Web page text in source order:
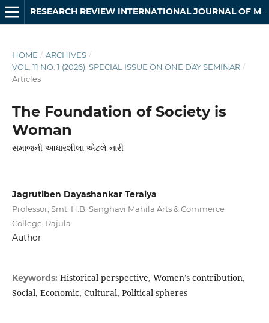
RESEARCH REVIEW INTERNATIONAL JOURNAL OF MULTIDISCIPLINARY
HOME / ARCHIVES /
VOL. 11 NO. 1 (2026): SPECIAL ISSUE ON ONE DAY SEMINAR /
Articles
The Foundation of Society is
Woman
સમાજની આધારશીલા એટલે નારી
Jagrutiben Dayashankar Teraiya
Professor, Smt. H.B. Sanghavi Mahila Arts & Commerce
College, Rajula
Author
Keywords: Historical perspective, Women’s contribution,
Social, Economic, Cultural, Political spheres